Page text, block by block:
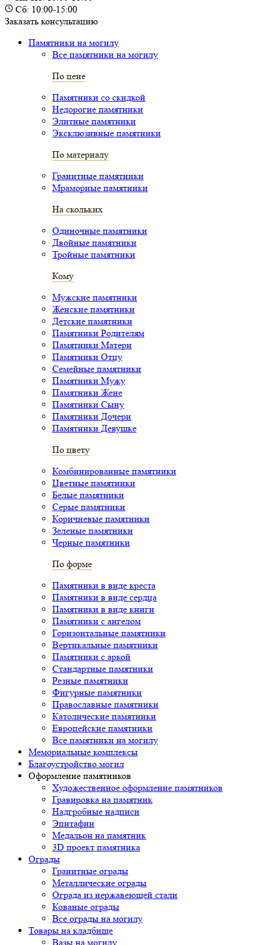
Сб: 10:00-15:00
Заказать консультацию
Памятники на могилу
Все памятники на могилу
По цене
Памятники со скидкой
Недорогие памятники
Элитные памятники
Эксклюзивные памятники
По материалу
Гранитные памятники
Мраморные памятники
На скольких
Одиночные памятники
Двойные памятники
Тройные памятники
Кому
Мужские памятники
Женские памятники
Детские памятники
Памятники Родителям
Памятники Матери
Памятники Отцу
Семейные памятники
Памятники Мужу
Памятники Жене
Памятники Сыну
Памятники Дочери
Памятники Девушке
По цвету
Комбинированные памятники
Цветные памятники
Белые памятники
Серые памятники
Коричневые памятники
Зеленые памятники
Черные памятники
По форме
Памятники в виде креста
Памятники в виде сердца
Памятники в виде книги
Памятники с ангелом
Горизонтальные памятники
Вертикальные памятники
Памятники с аркой
Стандартные памятники
Резные памятники
Фигурные памятники
Православные памятники
Католические памятники
Европейские памятники
Все памятники на могилу
Мемориальные комплексы
Благоустройство могил
Оформление памятников
Художественное оформление памятников
Гравировка на памятник
Надгробные надписи
Эпитафии
Медальон на памятник
3D проект памятника
Ограды
Гранитные ограды
Металлические ограды
Ограда из нержавеющей стали
Кованые ограды
Все ограды на могилу
Товары на кладбище
Вазы на могилу